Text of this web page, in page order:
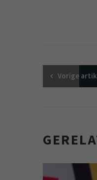
Vorige